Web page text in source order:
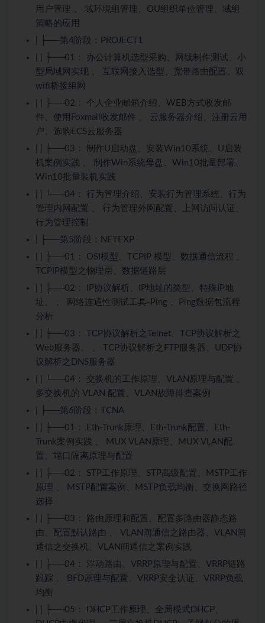
用户管理 、 域环境组管理、OU组织单位管理、域组
策略的应用
| ├──第4阶段：PROJECT1
| | ├──01： 办公计算机选型采购、网线制作测试、小
型局域网实现 、 互联网接入选型、宽带路由配置、双
wifi桥接组网
| | ├──02： 个人企业邮箱介绍、WEB方式收发邮
件、使用Foxmail收发邮件 、 云服务器介绍、注册云用
户、选购ECS云服务器
| | ├──03： 制作U启动盘、安装Win10系统、U启装
机案例实践 、 制作Win系统母盘、Win10批量部署、
Win10批量装机实践
| | └──04： 行为管理介绍、安装行为管理系统、行为
管理内网配置 、 行为管理外网配置、上网访问认证、
行为管理控制
| ├──第5阶段：NETEXP
| | ├──01： OSI模型、TCPIP 模型、数据通信流程 、
TCPIP模型之物理层、数据链路层
| | ├──02： IP协议解析、IP地址的类型、特殊IP地
址、 、 网络连通性测试工具-Ping 、Ping数据包流程
分析
| | ├──03： TCP协议解析之Telnet、TCP协议解析之
Web服务器、 、 TCP协议解析之FTP服务器、UDP协
议解析之DNS服务器
| | └──04： 交换机的工作原理、VLAN原理与配置 、
多交换机的 VLAN 配置、VLAN故障排查案例
| ├──第6阶段：TCNA
| | ├──01： Eth-Trunk原理、Eth-Trunk配置、Eth-
Trunk案例实践 、 MUX VLAN原理、MUX VLAN配
置、端口隔离原理与配置
| | ├──02： STP工作原理、STP高级配置、MSTP工作
原理 、 MSTP配置案例、MSTP负载均衡、交换网路径
选择
| | ├──03： 路由原理和配置、配置多路由器静态路
由、配置默认路由 、 VLAN间通信之路由器、VLAN间
通信之交换机、VLAN间通信之案例实践
| | ├──04： 浮动路由、VRRP原理与配置、VRRP链路
跟踪 、 BFD原理与配置、VRRP安全认证、VRRP负载
均衡
| | ├──05： DHCP工作原理、全局模式DHCP、